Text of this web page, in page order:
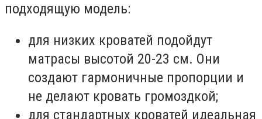
подходящую модель:
для низких кроватей подойдут
матрасы высотой 20-23 см. Они
создают гармоничные пропорции и
не делают кровать громоздкой;
для стандартных кроватей идеальная